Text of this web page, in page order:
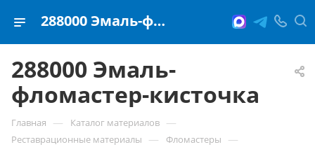
288000 Эмаль-фломастер-кисточка
288000 Эмаль-
фломастер-кисточка
Главная — Каталог материалов —
Реставрационные материалы — Фломастеры —